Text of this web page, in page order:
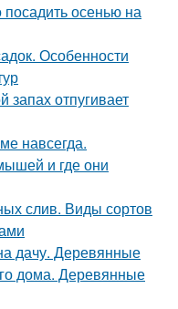
осенью на
Особенности
запах отпугивает
навсегда.
и где они
слив. Виды сортов
дачу. Деревянные
дома. Деревянные